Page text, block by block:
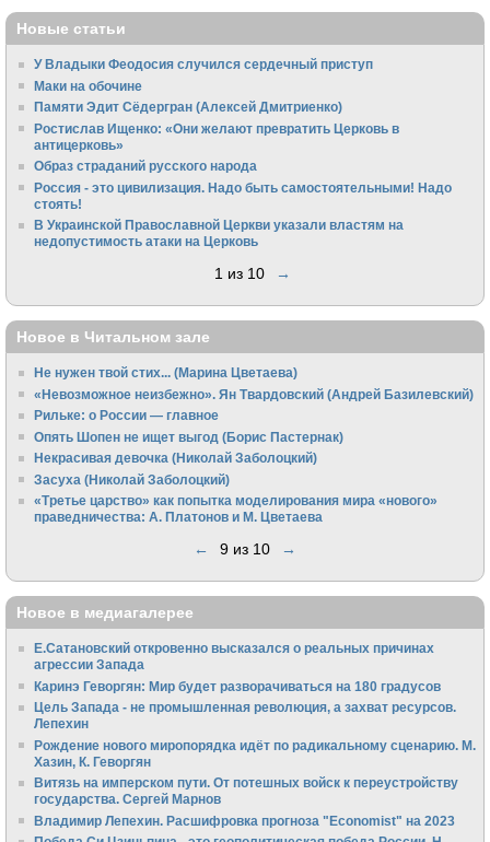
Новые статьи
У Владыки Феодосия случился сердечный приступ
Маки на обочине
Памяти Эдит Сёдергран (Алексей Дмитриенко)
Ростислав Ищенко: «Они желают превратить Церковь в
антицерковь»
Образ страданий русского народа
Россия - это цивилизация. Надо быть самостоятельными! Надо
стоять!
В Украинской Православной Церкви указали властям на
недопустимость атаки на Церковь
1 из 10 →
Новое в Читальном зале
Не нужен твой стих... (Марина Цветаева)
«Невозможное неизбежно». Ян Твардовский (Андрей Базилевский)
Рильке: о России — главное
Опять Шопен не ищет выгод (Борис Пастернак)
Некрасивая девочка (Николай Заболоцкий)
Засуха (Николай Заболоцкий)
«Третье царство» как попытка моделирования мира «нового»
праведничества: А. Платонов и М. Цветаева
← 9 из 10 →
Новое в медиагалерее
Е.Сатановский откровенно высказался о реальных причинах
агрессии Запада
Каринэ Геворгян: Мир будет разворачиваться на 180 градусов
Цель Запада - не промышленная революция, а захват ресурсов.
Лепехин
Рождение нового миропорядка идёт по радикальному сценарию. М.
Хазин, К. Геворгян
Витязь на имперском пути. От потешных войск к переустройству
государства. Сергей Марнов
Владимир Лепехин. Расшифровка прогноза "Economist" на 2023